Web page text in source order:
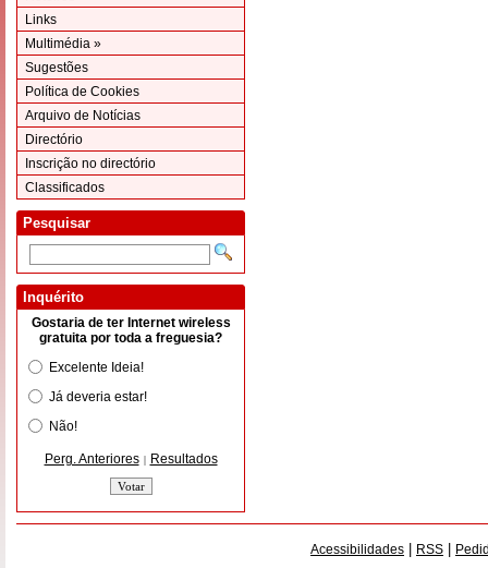
Links
Multimédia »
Sugestões
Política de Cookies
Arquivo de Notícias
Directório
Inscrição no directório
Classificados
Pesquisar
Inquérito
Gostaria de ter Internet wireless
gratuita por toda a freguesia?
Excelente Ideia!
Já deveria estar!
Não!
Perg. Anteriores | Resultados
Acessibilidades RSS